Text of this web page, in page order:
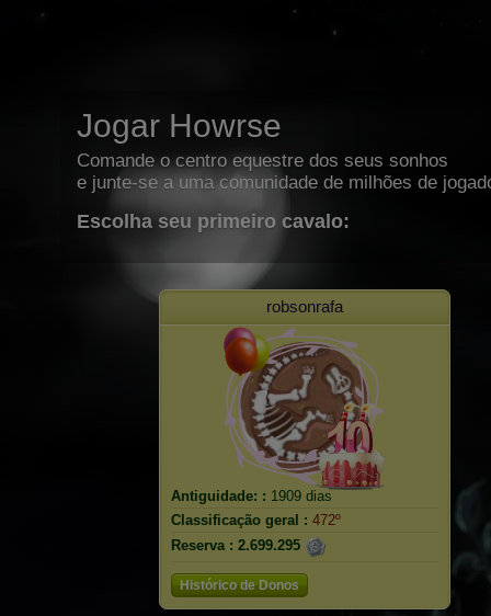
Jogar Howrse
Comande o centro equestre dos seus sonhos
e junte-se a uma comunidade de milhões de
Escolha seu primeiro cavalo:
robsonrafa
Antiguidade: : 1909 dias
Classificação geral : 472º
Reserva : 2.699.295
Histórico de Donos